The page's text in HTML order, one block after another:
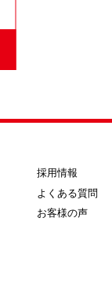
採用情報
よくある質問
お客様の声